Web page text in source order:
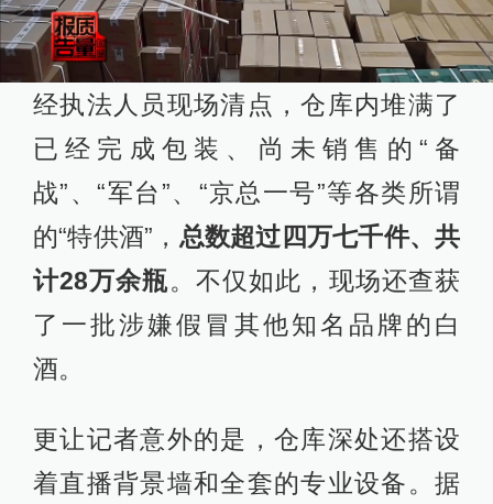
经执法人员现场清点，仓库内堆满了
已经完成包装、尚未销售的“备
战”、“军台”、“京总一号”等各类所谓
的“特供酒”， 总数超过四万七千件、共
计28万余瓶。不仅如此，现场还查获
了一批涉嫌假冒其他知名品牌的白
酒。
更让记者意外的是，仓库深处还搭设
着直播背景墙和全套的专业设备。据